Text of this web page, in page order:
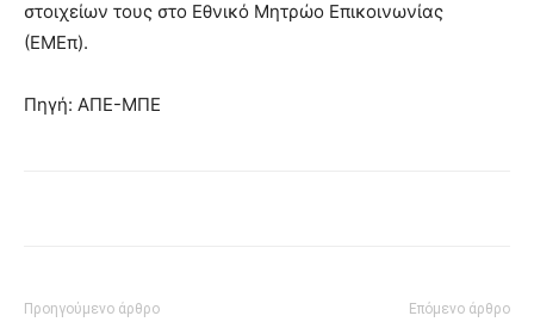
στοιχείων τους στο Εθνικό Μητρώο Επικοινωνίας
(ΕΜΕπ).
Πηγή: ΑΠΕ-ΜΠΕ
Προηγούμενο άρθρο Επόμενο άρθρο